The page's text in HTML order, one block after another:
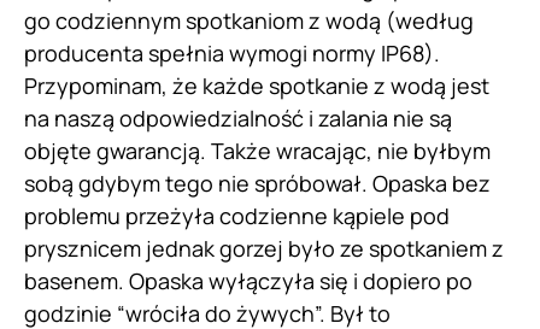
go codziennym spotkaniom z wodą (według
producenta spełnia wymogi normy IP68).
Przypominam, że każde spotkanie z wodą jest
na naszą odpowiedzialność i zalania nie są
objęte gwarancją. Także wracając, nie byłbym
sobą gdybym tego nie spróbował. Opaska bez
problemu przeżyła codzienne kąpiele pod
prysznicem jednak gorzej było ze spotkaniem z
basenem. Opaska wyłączyła się i dopiero po
godzinie “wróciła do żywych”. Był to